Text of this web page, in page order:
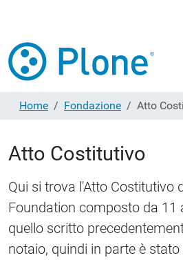
Home Fondazione Atto
Atto Costitutivo
Qui si trova l'Atto Costitutivo
Foundation composto da 11
quello scritto
notaio, quindi in parte è